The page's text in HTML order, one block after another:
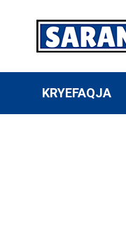
KRYEFAQJA